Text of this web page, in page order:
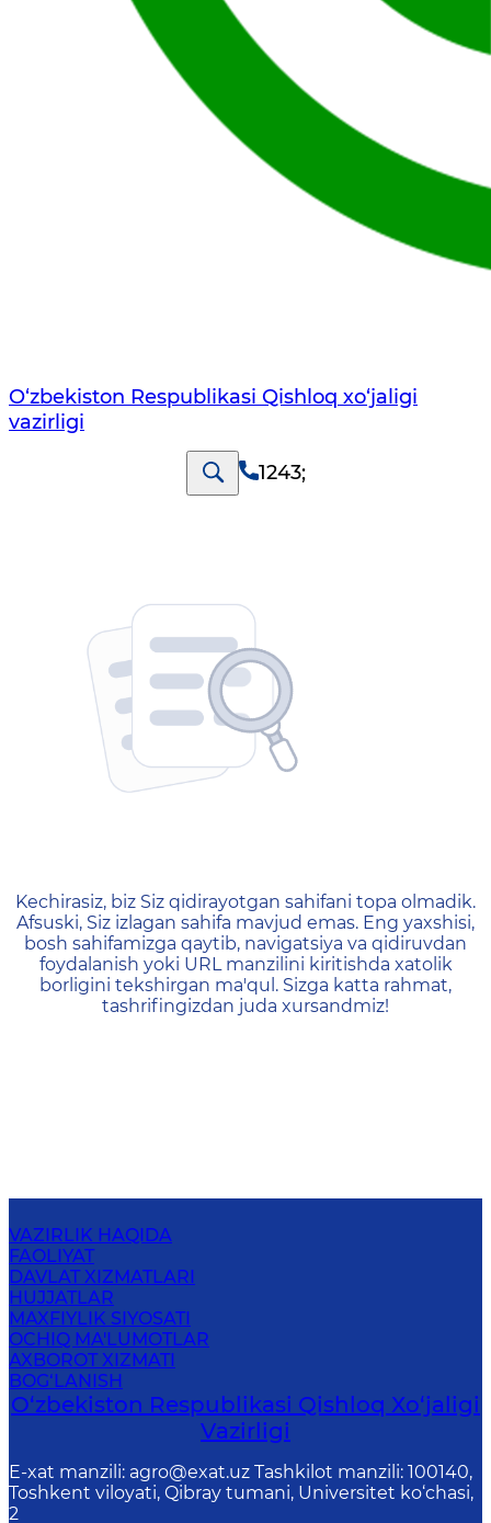
O‘zbekiston Respublikasi Qishloq хo‘jаligi
vаzirligi
1243;
404 — Страница не
Kechirasiz, biz Siz qidirayotgan sahifani topa olmadik.
Afsuski, Siz izlagan sahifa mavjud emas. Eng yaxshisi,
bosh sahifamizga qaytib, navigatsiya va qidiruvdan
foydalanish yoki URL manzilini kiritishda xatolik
borligini tekshirgan ma'qul. Sizga katta rahmat,
tashrifingizdan juda xursandmiz!
VAZIRLIK HAQIDA
FAOLIYAT
DAVLAT XIZMATLARI
HUJJATLAR
MAXFIYLIK SIYOSATI
OCHIQ MA'LUMOTLAR
AXBOROT XIZMATI
BOG‘LANISH
O‘zbekiston Respublikasi Qishloq Хo‘jаligi
Vаzirligi
E-xat manzili: agro@exat.uz Tashkilot manzili: 100140,
Toshkent viloyati, Qibray tumani, Universitet ko‘chasi,
2